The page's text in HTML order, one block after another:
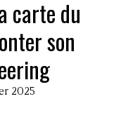
carte du
son
2025